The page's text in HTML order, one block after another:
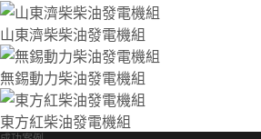
山東濟柴柴油發電機組
無錫動力柴油發電機組
東方紅柴油發電機組